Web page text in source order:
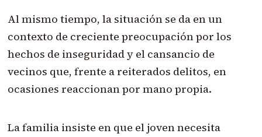
Al mismo tiempo, la situación se da en un
contexto de creciente preocupación por los
hechos de inseguridad y el cansancio de
vecinos que, frente a reiterados delitos, en
ocasiones reaccionan por mano propia.
La familia insiste en que el joven necesita